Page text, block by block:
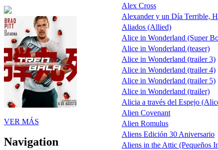
VER MÁS
Navigation
Alex Cross
Alexander y un Día Terrible,
Aliados (Allied)
Alice in Wonderland (Super
Alice in Wonderland (teaser)
Alice in Wonderland (trailer 3)
Alice in Wonderland (trailer 4)
Alice in Wonderland (trailer 5)
Alice in Wonderland (trailer)
Alicia a través del Espejo
Alien Covenant
Alien Romulus
Aliens Edición 30 Aniversario
Aliens in the Attic (Pequeños